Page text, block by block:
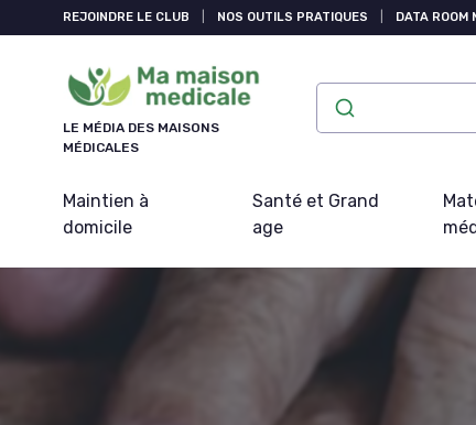
REJOINDRE LE CLUB NOS OUTILS PRATIQUES DATA ROOM
LE MÉDIA DES MAISONS
MÉDICALES
Maintien à
domicile
Santé et Grand
age
Panneau de gestion des cookies